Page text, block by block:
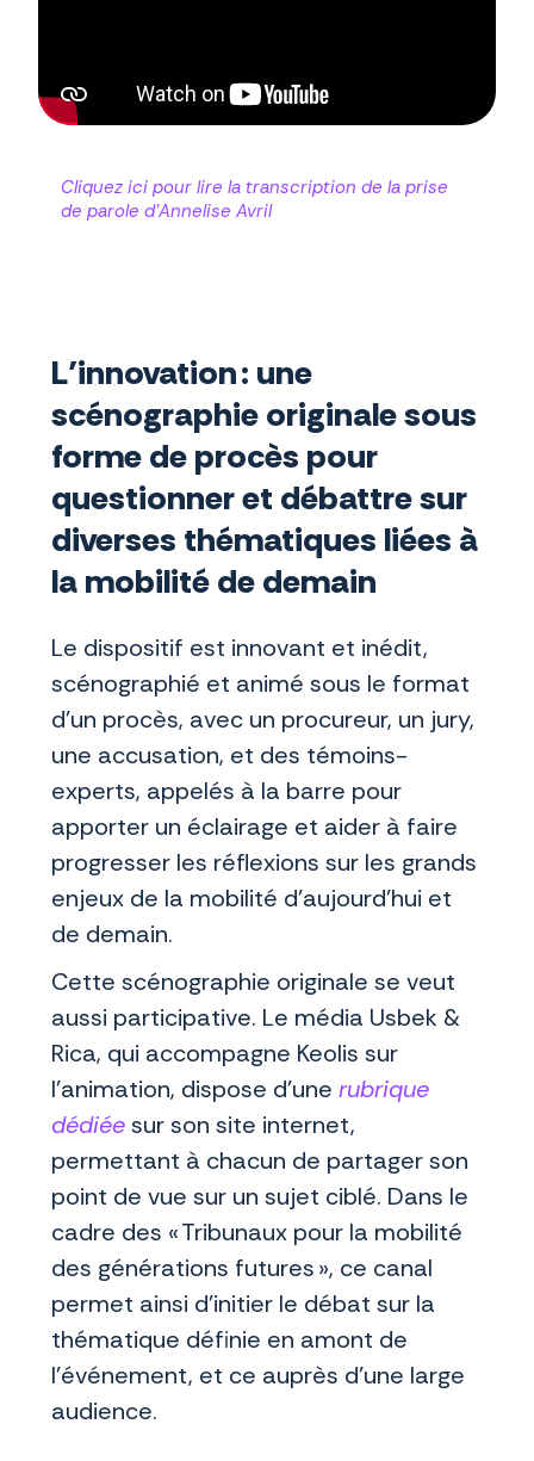
Cliquez ici pour lire la transcription de la prise
de parole d'Annelise Avril
L’innovation : une
scénographie originale sous
forme de procès pour
questionner et débattre sur
diverses thématiques liées à
la mobilité de demain
Le dispositif est innovant et inédit,
scénographié et animé sous le format
d’un procès, avec un procureur, un jury,
une accusation, et des témoins-
experts, appelés à la barre pour
apporter un éclairage et aider à faire
progresser les réflexions sur les grands
enjeux de la mobilité d’aujourd’hui et
de demain.
Cette scénographie originale se veut
aussi participative. Le média Usbek &
Rica, qui accompagne Keolis sur
l’animation, dispose d’une rubrique
dédiéesur son site internet,
permettant à chacun de partager son
point de vue sur un sujet ciblé. Dans le
cadre des « Tribunaux pour la mobilité
des générations futures », ce canal
permet ainsi d’initier le débat sur la
thématique définie en amont de
l’événement, et ce auprès d’une large
audience.